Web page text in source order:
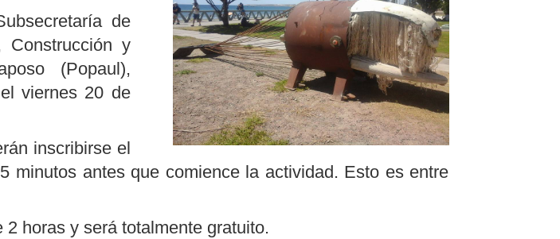
de
Construcción y
(Popaul),
viernes 20 de
inscribirse el
minutos antes que comience la actividad. Esto es entre
horas y será totalmente gratuito.